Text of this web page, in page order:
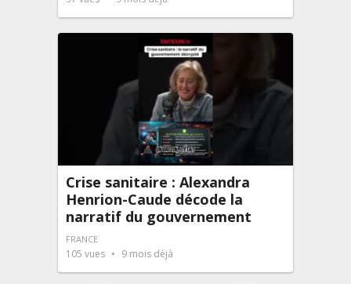
Crise sanitaire : Alexandra
Henrion-Caude décode la
narratif du gouvernement
FRANCE
105 vues 9 mois déjà